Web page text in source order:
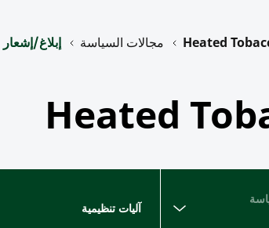
Heated مجالات السياسة إبلاغ/إشعار
Heated
آليات تنظيمية